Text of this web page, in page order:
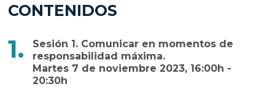
CONTENIDOS
Sesión 1. Comunicar en momentos de
responsabilidad máxima.
Martes 7 de noviembre 2023, 16:00h -
20:30h